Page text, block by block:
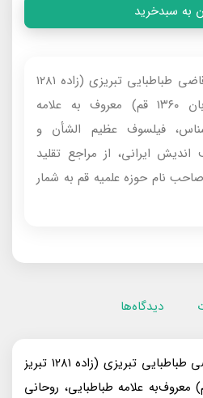
به سبدخرید
علامه سید محمدحسین قاضی طباطبایی تبریزی (زاده ۱۲۸۱
تبریز - درگذشته ۲۴ آبان ۱۳۶۰ قم) معروف به علامه
فیلسوف عظیم الشأن و
ایرانی، از مراجع تقلید
نام حوزه علمیه قم به شمار
دیدگاه‌ها
علامه سید محمدحسین قاضی طباطبایی تبریزی (زاده ۱۲۸۱ تبریز
۲۴ آبان ۱۳۶۰ قم) معروف‌به علامه طباطبایی، روحانی